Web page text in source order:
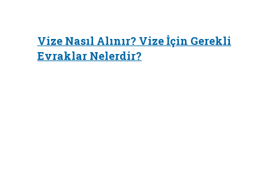
Vize Nasıl Alınır? Vize İçin Gerekli
Evraklar Nelerdir?